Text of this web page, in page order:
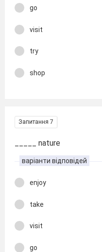
go
visit
try
shop
Запитання 7
_____ nature
варіанти відповідей
enjoy
take
visit
go